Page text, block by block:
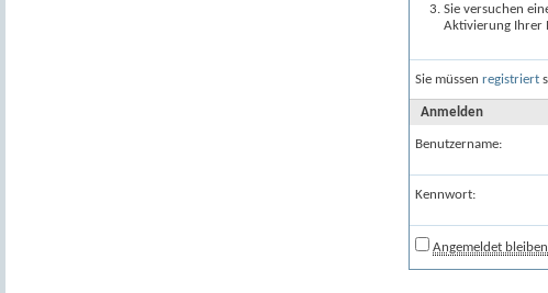
Sie versuchen
Aktivierung Ihrer
Sie müssen registriert
Anmelden
Benutzername:
Kennwort:
Angemeldet